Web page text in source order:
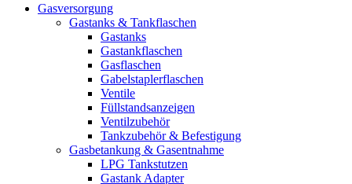
Gasversorgung
Gastanks & Tankflaschen
Gastanks
Gastankflaschen
Gasflaschen
Gabelstaplerflaschen
Ventile
Füllstandsanzeigen
Ventilzubehör
Tankzubehör & Befestigung
Gasbetankung & Gasentnahme
LPG Tankstutzen
Gastank Adapter